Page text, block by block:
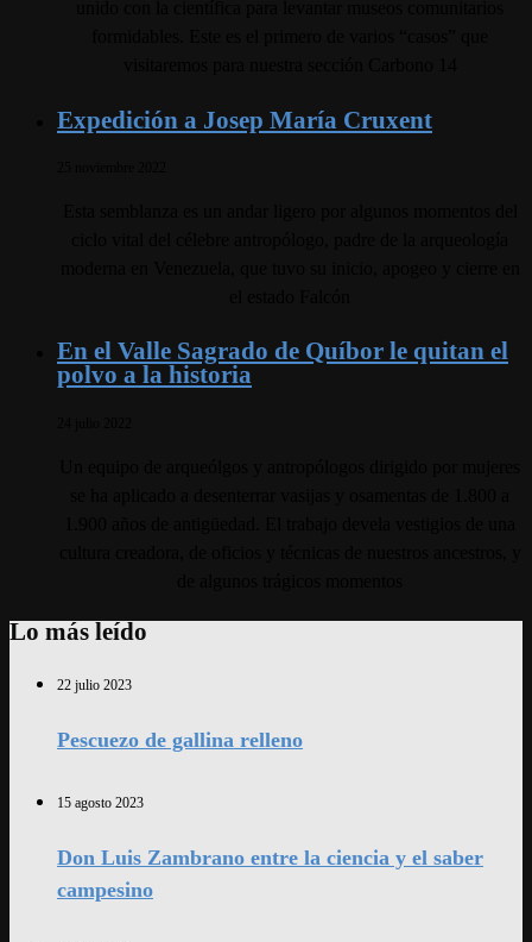
Expedición a Josep María Cruxent
En el Valle Sagrado de Quíbor le quitan el
polvo a la historia
Lo más leído
22 julio 2023
Pescuezo de gallina relleno
15 agosto 2023
Don Luis Zambrano entre la ciencia y el saber
campesino